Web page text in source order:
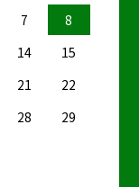
7
8
14
15
21
22
28
29